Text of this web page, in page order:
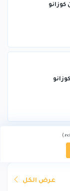
incl.
)
عرض الكل